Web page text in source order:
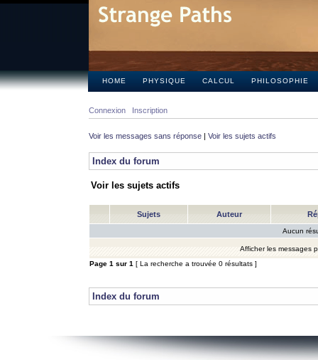
HOME PHYSIQUE CALCUL PHILOSOPHIE
Connexion Inscription
Voir les messages sans réponse | Voir les sujets actifs
Index du forum
Voir les sujets actifs
Sujets Auteur
Aucun
Afficher les messages
Page 1 sur 1 [ La recherche a trouvée 0 résultats ]
Index du forum